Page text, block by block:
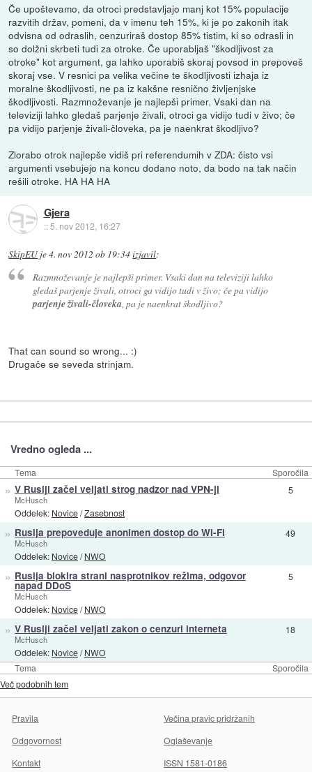
Če upoštevamo, da otroci predstavljajo manj kot 15% populacije
razvitih držav, pomeni, da v imenu teh 15%, ki je po zakonih itak
odvisna od odraslih, cenzuriraš dostop 85% tistim, ki so odrasli in
so dolžni skrbeti tudi za otroke. Če uporabljaš "škodljivost za
otroke" kot argument, ga lahko uporabiš skoraj povsod in prepoveš
skoraj vse. V resnici pa velika večine te škodljivosti izhaja iz
moralne škodljivosti, ne pa iz kakšne resnično življenjske
škodljivosti. Razmnoževanje je najlepši primer. Vsaki dan na
televiziji lahko gledaš parjenje živali, otroci ga vidijo tudi v živo; če
pa vidijo parjenje živali-človeka, pa je naenkrat škodljivo?
Zlorabo otrok najlepše vidiš pri referendumih v ZDA: čisto vsi
argumenti vsebujejo na koncu dodano noto, da bodo na tak način
rešili otroke. HA HA HA
Gjera
::5. nov 2012, 16:27
SkipEU je4. nov 2012 ob 19:34izjavil:
Razmnoževanje je najlepši primer. Vsaki dan na televiziji lahko
gledaš parjenje živali, otroci ga vidijo tudi v živo; če pa vidijo
parjenje živali-človeka, pa je naenkrat škodljivo?
That can sound so wrong... :)
Drugače se seveda strinjam.
Vredno ogleda ...
Tema Sporočila
Tema Sporočila
» V Rusiji začel veljati strog nadzor nad VPN-ji
McHusch
Oddelek: Novice/Zasebnost
5
» Rusija prepoveduje anonimen dostop do Wi-Fi
McHusch
Oddelek: Novice/NWO
49
» Rusija blokira strani nasprotnikov režima, odgovor
napad DDoS
McHusch
Oddelek: Novice/NWO
5
» V Rusiji začel veljati zakon o cenzuri interneta
McHusch
Oddelek: Novice/NWO
18
Več podobnih tem
Pravila
Večina pravic pridržanih
Odgovornost
Oglaševanje
Kontakt
ISSN 1581-0186